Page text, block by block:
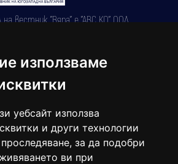
използваме
уебсайт използва
и други технологии
за да подобри
ви при
вестник "Вяра" е "АВС КО" ООД,
година.
Ботев" 43
абонаменти